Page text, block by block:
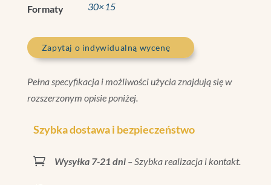
Formaty
30×15
Zapytaj o indywidualną wycenę
Pełna specyfikacja i możliwości użycia znajdują się w
rozszerzonym opisie poniżej.
Szybka dostawa i bezpieczeństwo
 Wysyłka 7-21 dni– Szybka realizacja i kontakt.